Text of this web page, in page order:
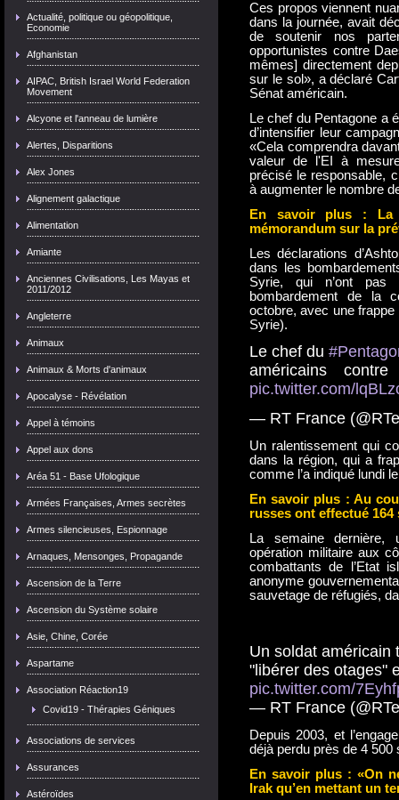
Actualité, politique ou géopolitique,
Economie
Afghanistan
AIPAC, British Israel World Federation
Movement
Alcyone et l'anneau de lumière
Alertes, Disparitions
Alex Jones
Alignement galactique
Alimentation
Amiante
Anciennes Civilisations, Les Mayas et
2011/2012
Angleterre
Animaux
Animaux & Morts d'animaux
Apocalyse - Révélation
Appel à témoins
Appel aux dons
Aréa 51 - Base Ufologique
Armées Françaises, Armes secrètes
Armes silencieuses, Espionnage
Arnaques, Mensonges, Propagande
Ascension de la Terre
Ascension du Système solaire
Asie, Chine, Corée
Aspartame
Association Réaction19
Covid19 - Thérapies Géniques
Associations de services
Assurances
Astéroïdes
Ces propos viennent
dans la journée, avait
de soutenir nos
opportunistes contre
mêmes] directement
sur le sol», a déclaré
Sénat américain.
Le chef du Pentagone a
d’intensifier leur
«Cela comprendra
valeur de l'EI à
précisé le responsable,
à augmenter le nombre
En savoir plus : La
mémorandum sur la
Les déclarations
dans les
Syrie, qui n’ont pas
bombardement de la
octobre, avec une
Syrie).
Le chef du
américains
pic.twitter.com/
— RT France
Un ralentissement qui
dans la région, qui a
comme l’a indiqué lundi
En savoir plus : Au
russes ont effectué
La semaine dernière,
opération militaire aux
combattants de l’Etat
anonyme
sauvetage de réfugiés,
Un soldat américain
"libérer des otages"
pic.twitter.com/
— RT France
Depuis 2003, et
déjà perdu près de 4 500
En savoir plus : «On
Irak qu’en mettant un